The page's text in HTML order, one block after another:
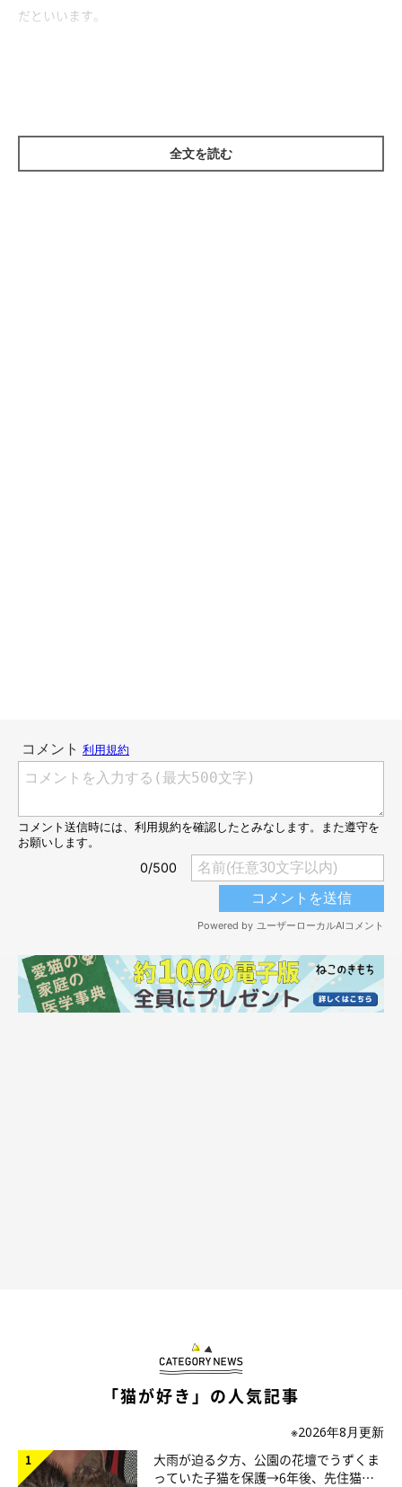
だといいます。
飼い主さん：
「初めておうちに来たときは、おどおどしながら家の中を探検し
飼い主さんによると、にゃーちゃんはもうすぐ生後9カ月になる
そうです。そんなにゃーちゃんの近頃の様子については、こんな
飼い主さん：
「最近はケージの外で過ごすようになり、自分のお気に入りの場
所を見つけて落ち着いています。どうやら、窓際と玄関がお気に
入りのようで、そこでおなかを出してすやすや寝ている姿がとて
も愛らしいです。
また、名前を呼ぶとゴロリとおなかを見せてくれるのですが、そ
全文を読む
「猫が好き」の人気記事
※2026年8月更新
大雨が迫る夕方、公園の花壇でうずくま
っていた子猫を保護→6年後、先住猫